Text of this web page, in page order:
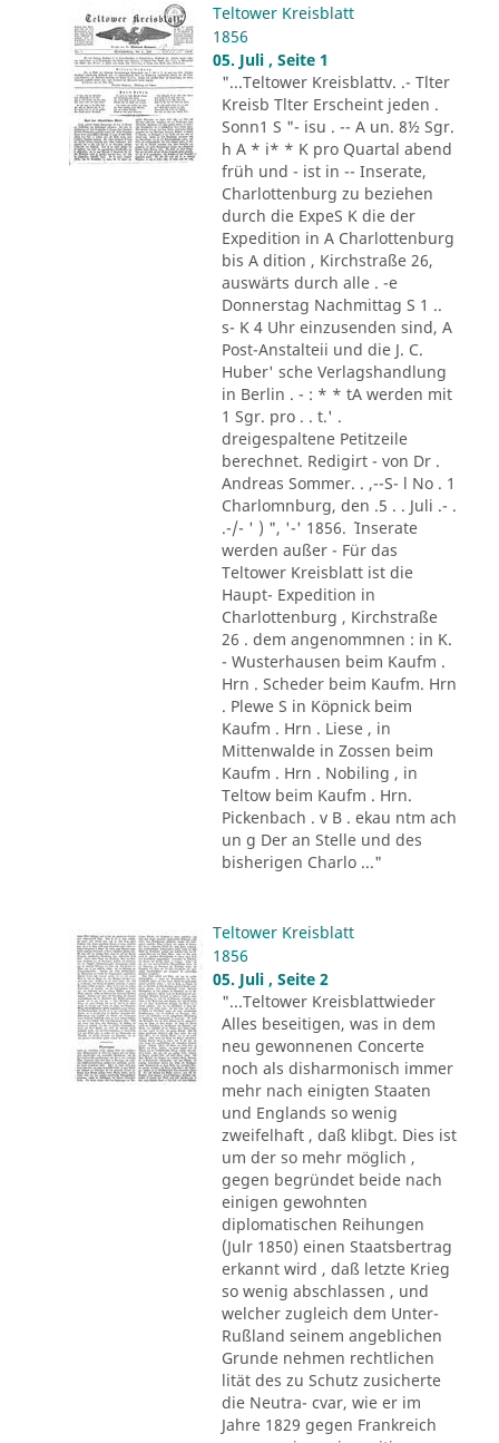
Teltower Kreisblatt
1856
05. Juli , Seite 1
"...Teltower Kreisblattv. .- Tlter
Kreisb Tlter Erscheint jeden .
Sonn1 S "- isu . -- A un. 8½ Sgr.
h A * i* * K pro Quartal abend
früh und - ist in -- Inserate,
Charlottenburg zu beziehen
durch die ExpeS K die der
Expedition in A Charlottenburg
bis A dition , Kirchstraße 26,
auswärts durch alle . -e
Donnerstag Nachmittag S 1 ..
s- K 4 Uhr einzusenden sind, A
Post-Anstalteii und die J. C.
Huber' sche Verlagshandlung
in Berlin . - : * * tA werden mit
1 Sgr. pro . . t.' .
dreigespaltene Petitzeile
berechnet. Redigirt - von Dr .
Andreas Sommer. . ,--S- l No . 1
Charlomnburg, den .5 . . Juli .- .
.-/- ' ) ", '-' 1856. ´ Inserate
werden außer - Für das
Teltower Kreisblatt ist die
Haupt- Expedition in
Charlottenburg , Kirchstraße
26 . dem angenommnen : in K.
- Wusterhausen beim Kaufm .
Hrn . Scheder beim Kaufm. Hrn
. Plewe S in Köpnick beim
Kaufm . Hrn . Liese , in
Mittenwalde in Zossen beim
Kaufm . Hrn . Nobiling , in
Teltow beim Kaufm . Hrn.
Pickenbach . v B . ekau ntm ach
un g Der an Stelle und des
bisherigen Charlo ..."
Teltower Kreisblatt
1856
05. Juli , Seite 2
"...Teltower Kreisblattwieder
Alles beseitigen, was in dem
neu gewonnenen Concerte
noch als disharmonisch immer
mehr nach einigten Staaten
und Englands so wenig
zweifelhaft , daß klibgt. Dies ist
um der so mehr möglich ,
gegen begründet beide nach
einigen gewohnten
diplomatischen Reihungen
(Julr 1850) einen Staatsbertrag
erkannt wird , daß letzte Krieg
so wenig abschlassen , und
welcher zugleich dem Unter-
Rußland seinem angeblichen
Grunde nehmen rechtlichen
lität des zu Schutz zusicherte
die Neutra- cvar, wie er im
Jahre 1829 gegen Frankreich